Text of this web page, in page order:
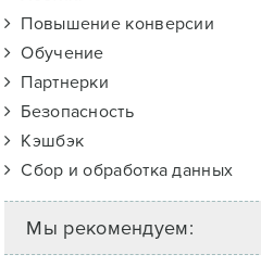
Повышение конверсии
Обучение
Партнерки
Безопасность
Кэшбэк
Сбор и обработка данных
Мы рекомендуем: